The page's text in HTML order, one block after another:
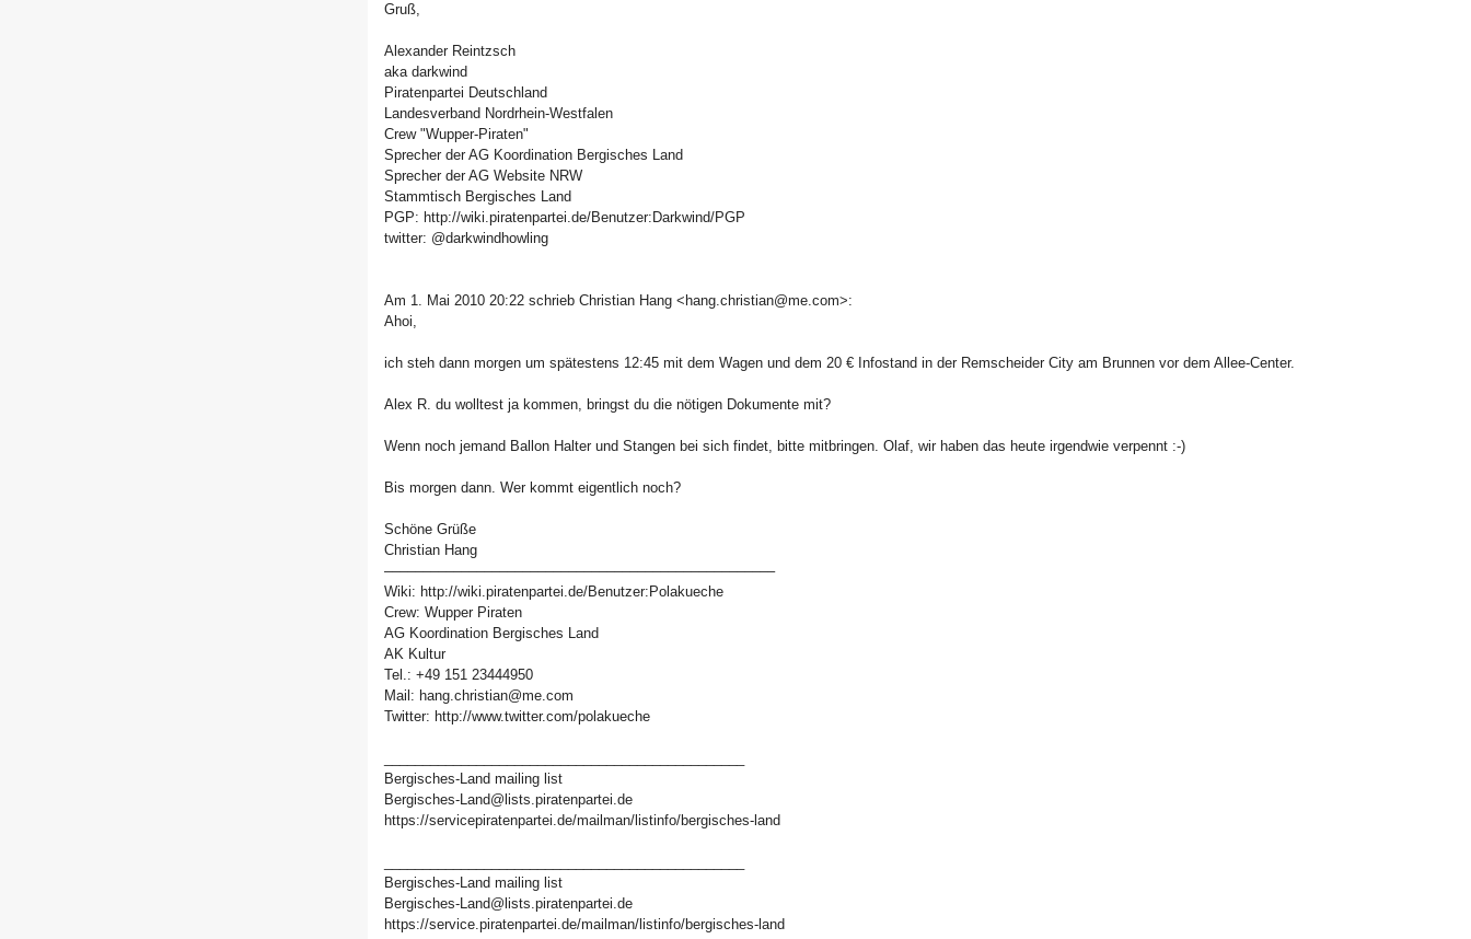
Gruß,
Alexander Reintzsch
aka darkwind
Piratenpartei Deutschland
Landesverband Nordrhein-Westfalen
Crew "Wupper-Piraten"
Sprecher der AG Koordination Bergisches Land
Sprecher der AG Website NRW
Stammtisch Bergisches Land
PGP: http://wiki.piratenpartei.de/Benutzer:Darkwind/PGP
twitter: @darkwindhowling
Am 1. Mai 2010 20:22 schrieb Christian Hang <hang.christian@me.com>:
Ahoi,
ich steh dann morgen um spätestens 12:45 mit dem Wagen und dem 20 € Infostand in der Remscheider City am Brunnen vor dem Allee-Center.
Alex R. du wolltest ja kommen, bringst du die nötigen Dokumente mit?
Wenn noch jemand Ballon Halter und Stangen bei sich findet, bitte mitbringen. Olaf, wir haben das heute irgendwie verpennt :-)
Bis morgen dann. Wer kommt eigentlich noch?
Schöne Grüße
Christian Hang
–––––––––––––––––––––––––––––––––––––––––––––––––––
Wiki: http://wiki.piratenpartei.de/Benutzer:Polakueche
Crew: Wupper Piraten
AG Koordination Bergisches Land
AK Kultur
Tel.: +49 151 23444950
Mail: hang.christian@me.com
Twitter: http://www.twitter.com/polakueche
Bergisches-Land mailing list
Bergisches-Land@lists.piratenpartei.de
https://servicepiratenpartei.de/mailman/listinfo/bergisches-land
Bergisches-Land mailing list
Bergisches-Land@lists.piratenpartei.de
https://service.piratenpartei.de/mailman/listinfo/bergisches-land